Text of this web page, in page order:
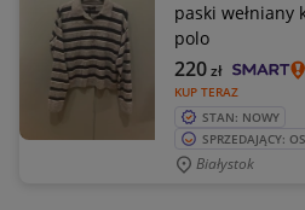
paski wełniany
polo
KUP TERAZ
220zł
STAN: NOWY
SPRZEDAJĄCY:
Białystok